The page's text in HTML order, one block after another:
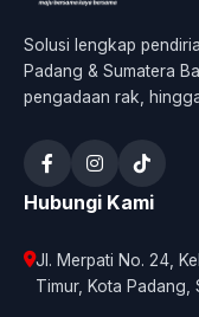
Solusi lengkap
Padang & Sumatera
pengadaan rak,
Hubungi Kami
Jl. Merpati No. 24,
Timur, Kota Padang,